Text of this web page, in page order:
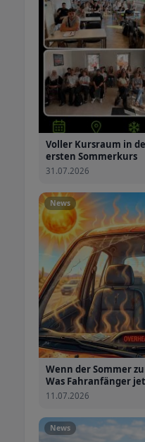
Voller Kursraum in
ersten Sommerkurs
31.07.2026
News
Wenn der Sommer
Was Fahranfänger
11.07.2026
News